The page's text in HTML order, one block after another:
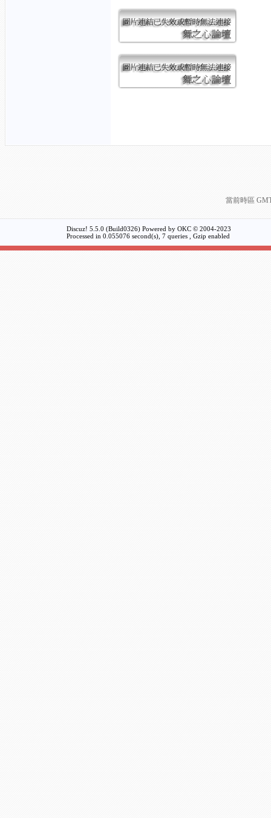
當前時區
Discuz! 5.5.0 (Build0326) Powered by OKC © 2004-2023
Processed in 0.055076 second(s), 7 queries , Gzip enabled